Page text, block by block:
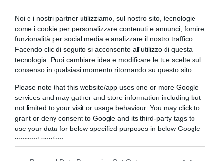
Noi e i nostri partner utilizziamo, sul nostro sito, tecnologie
come i cookie per personalizzare contenuti e annunci, fornire
funzionalità per social media e analizzare il nostro traffico.
Facendo clic di seguito si acconsente all'utilizzo di questa
tecnologia. Puoi cambiare idea e modificare le tue scelte sul
consenso in qualsiasi momento ritornando su questo sito
Please note that this website/app uses one or more Google
services and may gather and store information including but
not limited to your visit or usage behaviour. You may click to
grant or deny consent to Google and its third-party tags to
use your data for below specified purposes in below Google
consent section.
ANCORA#politicallyMerd #Bobbie#Valsecchi
fanno siparietto simpatico (manco la prima volta)
ove anche@FedericaMasolinpare divertita
Ma il tribunale dei social impone Scuse e
Sospensione..
ROBELLIAMOCI.
O di sto passo non potremo manco dire "che gran
gnocca"